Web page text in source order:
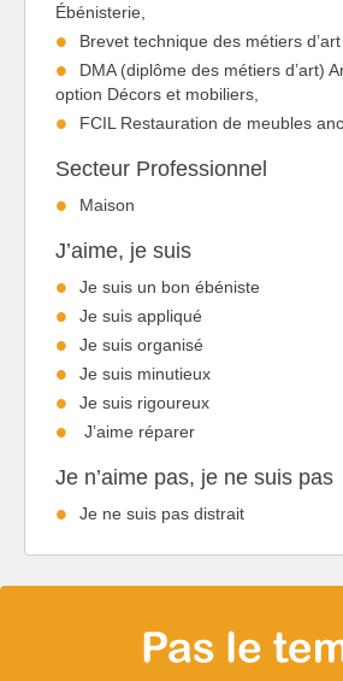
Ébénisterie,
Brevet technique des métiers d’art
DMA (diplôme des métiers d’art)
option Décors et mobiliers,
FCIL Restauration de meubles
Secteur Professionnel
Maison
J’aime, je suis
Je suis un bon ébéniste
Je suis appliqué
Je suis organisé
Je suis minutieux
Je suis rigoureux
J’aime réparer
Je n’aime pas, je ne suis pas
Je ne suis pas distrait